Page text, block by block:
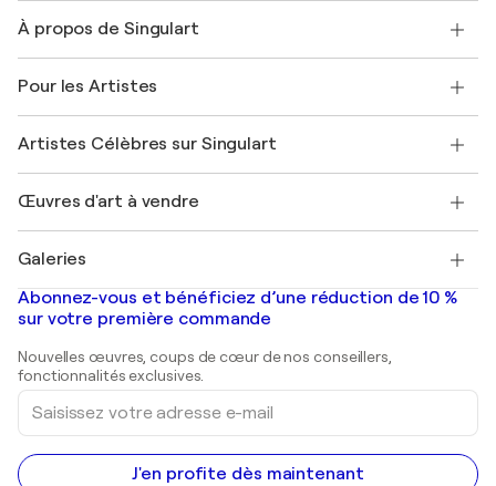
Expédition
Offrir une carte cadeau
Rejoignez notre programme commercial
Mon compte
+33 1 76 44 06 42
À propos de Singulart
FAQ
Magazine Singulart
Emplois
Découvrez une sélection d'art original
Pour les Artistes
Se connecter en tant qu'Artiste
Artistes Célèbres sur Singulart
Marc Chagall
Banksy
Mr. Brainwash
Shepard Fairey
Œuvres d'art à vendre
Tableaux abstraits à vendre
Peintures de paysage
Estampes
Peintures acryliques
Galeries
Galeries d'art en France
Galeries d'art en Belgique
Abonnez-vous et bénéficiez d’une réduction de 10 %
sur votre première commande
Nouvelles œuvres, coups de cœur de nos conseillers,
fonctionnalités exclusives.
Saisissez
votre
adresse
e-
mail
J'en profite dès maintenant